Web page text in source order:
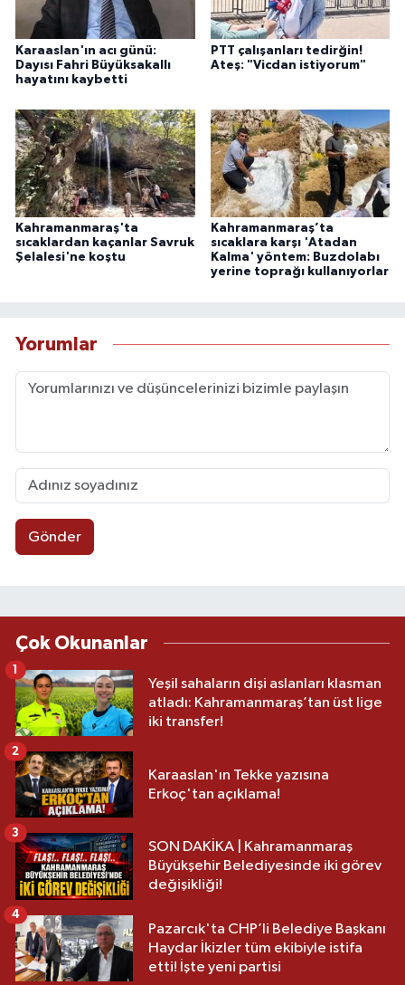
Karaaslan'ın acı günü:
Dayısı Fahri Büyüksakallı
hayatını kaybetti
PTT çalışanları tedirğin!
Ateş: "Vicdan istiyorum"
Kahramanmaraş'ta
sıcaklardan kaçanlar Savruk
Şelalesi'ne koştu
Kahramanmaraş’ta
sıcaklara karşı 'Atadan
Kalma' yöntem: Buzdolabı
yerine toprağı kullanıyorlar
Yorumlar
Gönder
Çok Okunanlar
Yeşil sahaların dişi aslanları klasman
atladı: Kahramanmaraş’tan üst lige
iki transfer!
1
Karaaslan'ın Tekke yazısına
Erkoç'tan açıklama!
2
SON DAKİKA | Kahramanmaraş
Büyükşehir Belediyesinde iki görev
değişikliği!
3
Pazarcık'ta CHP’li Belediye Başkanı
Haydar İkizler tüm ekibiyle istifa
etti! İşte yeni partisi
4